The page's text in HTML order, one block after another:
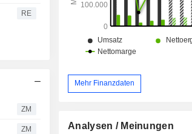
RE
ZM
ZM
Mehr Finanzdaten
Analysen / Meinungen